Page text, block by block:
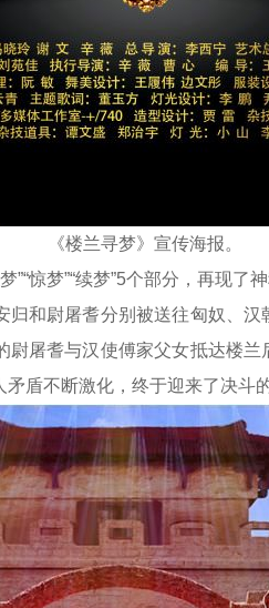
《楼兰寻梦》宣传海报。
惊梦”“续梦”5个部分，再现了
和尉屠耆分别被送往匈奴、汉
尉屠耆与汉使傅家父女抵达楼
矛盾不断激化，终于迎来了决